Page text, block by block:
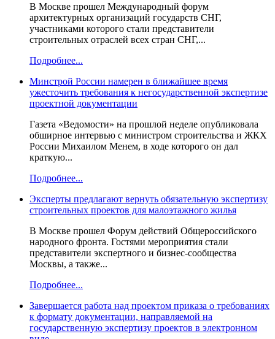
В Москве прошел Международный форум
архитектурных организаций государств СНГ,
участниками которого стали представители
строительных отраслей всех стран СНГ,...
Подробнее...
Минстрой России намерен в ближайшее время
ужесточить требования к негосударственной экспертизе
проектной документации
Газета «Ведомости» на прошлой неделе опубликовала
обширное интервью с министром строительства и ЖКХ
России Михаилом Менем, в ходе которого он дал
краткую...
Подробнее...
Эксперты предлагают вернуть обязательную экспертизу
строительных проектов для малоэтажного жилья
В Москве прошел Форум действий Общероссийского
народного фронта. Гостями мероприятия стали
представители экспертного и бизнес-сообщества
Москвы, а также...
Подробнее...
Завершается работа над проектом приказа о требованиях
к формату документации, направляемой на
государственную экспертизу проектов в электронном